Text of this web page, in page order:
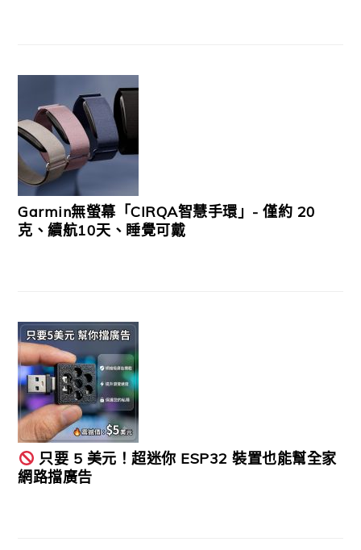
Garmin無螢幕「CIRQA智慧手環」- 僅約 20
克、續航10天、睡覺可戴
只要 5 美元！超迷你 ESP32 裝置也能幫全家
網路擋廣告